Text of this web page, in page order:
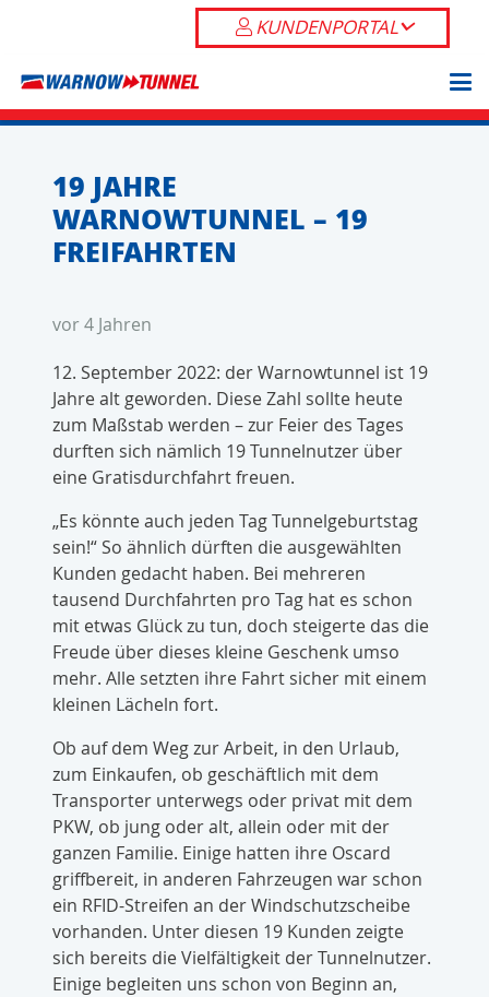
KUNDENPORTAL
19 JAHRE
WARNOWTUNNEL – 19
FREIFAHRTEN
vor 4 Jahren
12. September 2022: der Warnowtunnel ist 19
Jahre alt geworden. Diese Zahl sollte heute
zum Maßstab werden – zur Feier des Tages
durften sich nämlich 19 Tunnelnutzer über
eine Gratisdurchfahrt freuen.
„Es könnte auch jeden Tag Tunnelgeburtstag
sein!“ So ähnlich dürften die ausgewählten
Kunden gedacht haben. Bei mehreren
tausend Durchfahrten pro Tag hat es schon
mit etwas Glück zu tun, doch steigerte das die
Freude über dieses kleine Geschenk umso
mehr. Alle setzten ihre Fahrt sicher mit einem
kleinen Lächeln fort.
Ob auf dem Weg zur Arbeit, in den Urlaub,
zum Einkaufen, ob geschäftlich mit dem
Transporter unterwegs oder privat mit dem
PKW, ob jung oder alt, allein oder mit der
ganzen Familie. Einige hatten ihre Oscard
griffbereit, in anderen Fahrzeugen war schon
ein RFID-Streifen an der Windschutzscheibe
vorhanden. Unter diesen 19 Kunden zeigte
sich bereits die Vielfältigkeit der Tunnelnutzer.
Einige begleiten uns schon von Beginn an,